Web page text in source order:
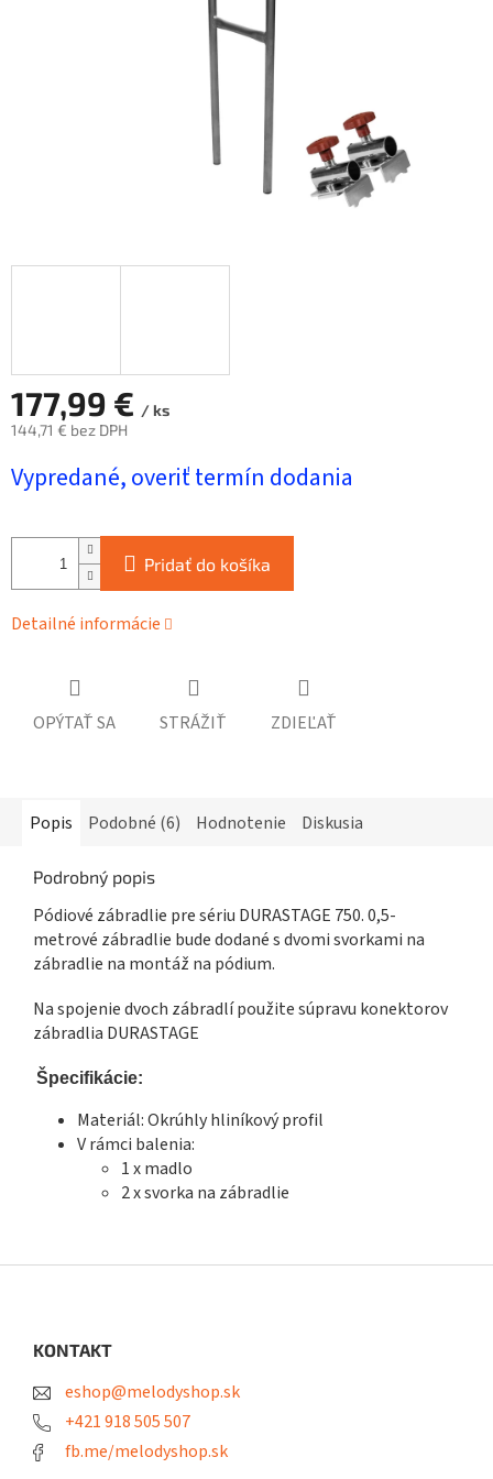
177,99 € / ks
144,71 € bez DPH
cena:
Vypredané, overiť termín dodania
Pridať do košíka
Detailné informácie
OPÝTAŤ SA STRÁŽIŤ ZDIEĽAŤ
Popis Podobné (6) Hodnotenie Diskusia
Podrobný popis
Pódiové zábradlie pre sériu DURASTAGE 750. 0,5-
metrové zábradlie bude dodané s dvomi svorkami na
zábradlie na montáž na pódium.
Na spojenie dvoch zábradlí použite súpravu konektorov
zábradlia DURASTAGE
Špecifikácie:
Materiál: Okrúhly hliníkový profil
V rámci balenia:
1 x madlo
2 x svorka na zábradlie
KONTAKT
eshop@melodyshop.sk
+421 918 505 507
fb.me/melodyshop.sk